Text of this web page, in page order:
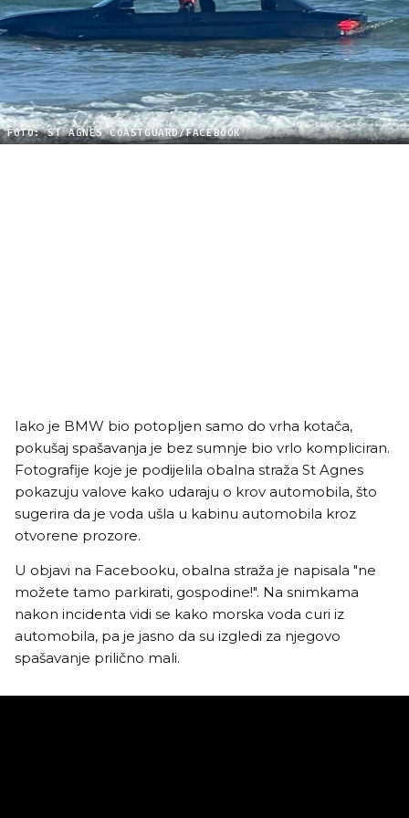
FOTO: ST AGNES COASTGUARD/FACEBOOK
Iako je BMW bio potopljen samo do vrha kotača,
pokušaj spašavanja je bez sumnje bio vrlo kompliciran.
Fotografije koje je podijelila obalna straža St Agnes
pokazuju valove kako udaraju o krov automobila, što
sugerira da je voda ušla u kabinu automobila kroz
otvorene prozore.
U objavi na Facebooku, obalna straža je napisala "ne
možete tamo parkirati, gospodine!". Na snimkama
nakon incidenta vidi se kako morska voda curi iz
automobila, pa je jasno da su izgledi za njegovo
spašavanje prilično mali.